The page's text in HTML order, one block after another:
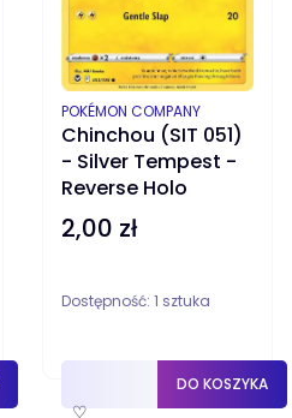
Chinchou (SIT 051)
- Silver Tempest -
Reverse Holo
PRODUCENT
POKÉMON COMPANY
Cena
2,00 zł
Dostępność: 1 sztuka
♡
DO KOSZYKA